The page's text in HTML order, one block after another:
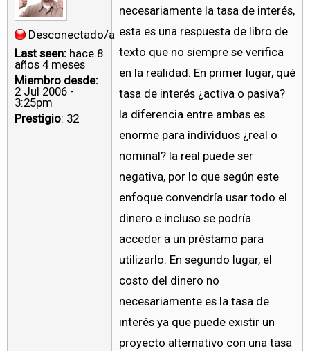
Desconectado/a
Last seen: hace 8
años 4 meses
Miembro desde:
2 Jul 2006 -
3:25pm
Prestigio: 32
necesariamente la tasa de interés,
esta es una respuesta de libro de
texto que no siempre se verifica
en la realidad. En primer lugar, qué
tasa de interés ¿activa o pasiva?
la diferencia entre ambas es
enorme para individuos ¿real o
nominal? la real puede ser
negativa, por lo que según este
enfoque convendría usar todo el
dinero e incluso se podría
acceder a un préstamo para
utilizarlo. En segundo lugar, el
costo del dinero no
necesariamente es la tasa de
interés ya que puede existir un
proyecto alternativo con una tasa